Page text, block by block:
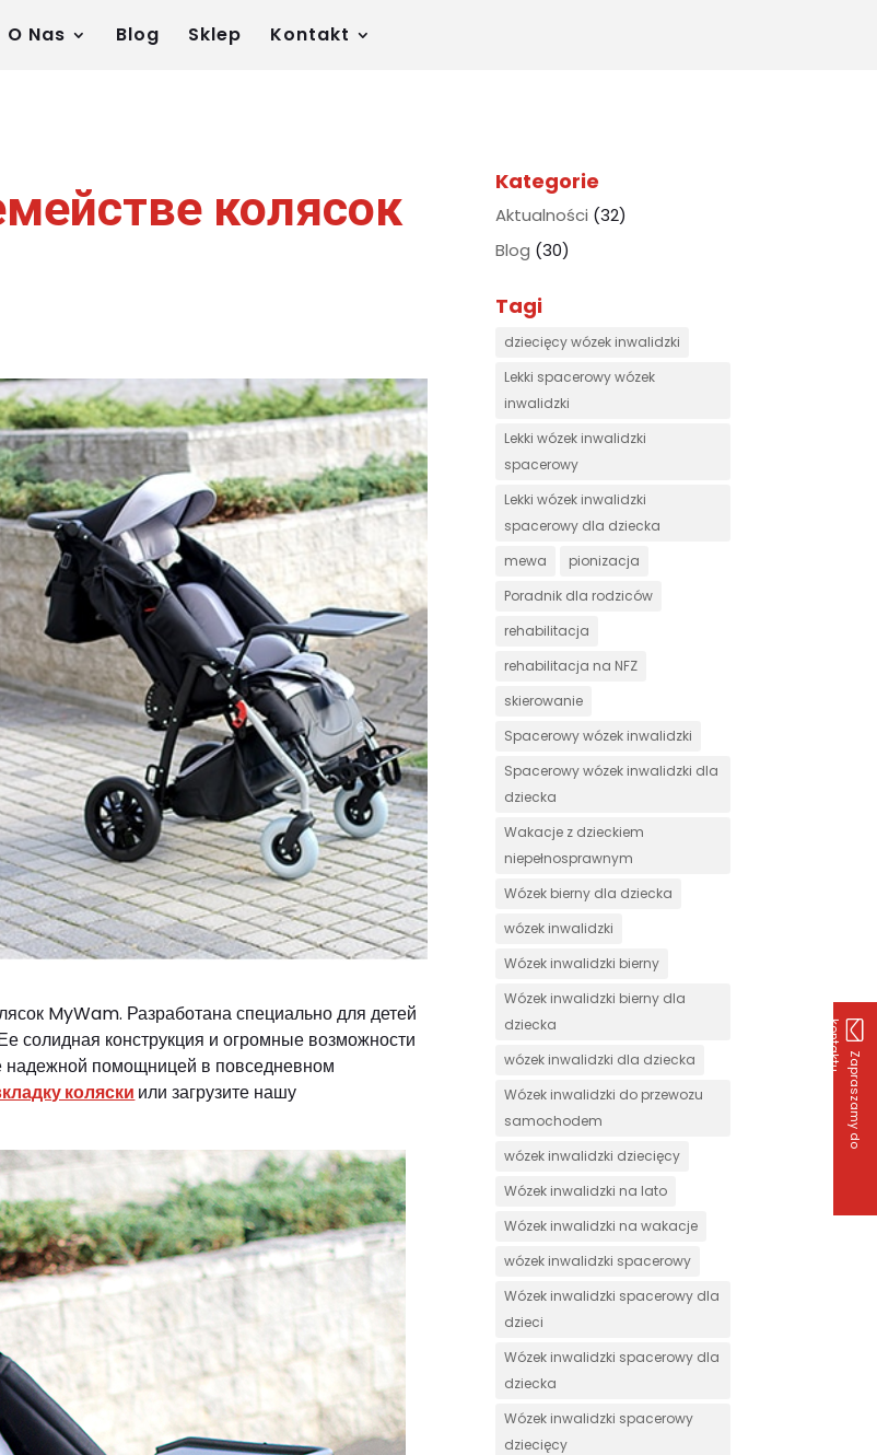
Z
a
p
r
a
s
z
a
m
y
d
o
k
o
n
t
a
k
t
u
O Nas Blog Sklep Kontakt
колясок
MyWam. Разработана специально для детей
солидная конструкция и огромные возможности
надежной помощницей в повседневном
коляски или загрузите нашу
Kategorie
Aktualności (32)
Blog (30)
Tagi
dziecięcy wózek inwalidzki
Lekki spacerowy wózek
inwalidzki
Lekki wózek inwalidzki
spacerowy
Lekki wózek inwalidzki
spacerowy dla dziecka
mewa
pionizacja
Poradnik dla rodziców
rehabilitacja
rehabilitacja na NFZ
skierowanie
Spacerowy wózek inwalidzki
Spacerowy wózek inwalidzki dla
dziecka
Wakacje z dzieckiem
niepełnosprawnym
Wózek bierny dla dziecka
wózek inwalidzki
Wózek inwalidzki bierny
Wózek inwalidzki bierny dla
dziecka
wózek inwalidzki dla dziecka
Wózek inwalidzki do przewozu
samochodem
wózek inwalidzki dziecięcy
Wózek inwalidzki na lato
Wózek inwalidzki na wakacje
wózek inwalidzki spacerowy
Wózek inwalidzki spacerowy dla
dzieci
Wózek inwalidzki spacerowy dla
dziecka
Wózek inwalidzki spacerowy
dziecięcy